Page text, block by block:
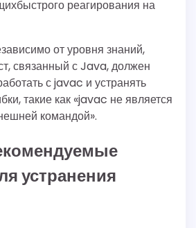
реагирования на
от уровня знаний,
связанный с Java, должен
с javac и устранять
такие как «javac не является
командой».
устранения